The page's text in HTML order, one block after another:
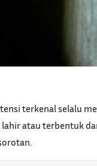
terkenal selalu
atau terbentuk